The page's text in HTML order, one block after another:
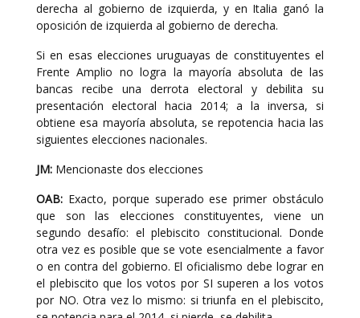
derecha al gobierno de izquierda, y en Italia ganó la
oposición de izquierda al gobierno de derecha.
Si en esas elecciones uruguayas de constituyentes el
Frente Amplio no logra la mayoría absoluta de las
bancas recibe una derrota electoral y debilita su
presentación electoral hacia 2014; a la inversa, si
obtiene esa mayoría absoluta, se repotencia hacia las
siguientes elecciones nacionales.
JM: Mencionaste dos elecciones
OAB: Exacto, porque superado ese primer obstáculo
que son las elecciones constituyentes, viene un
segundo desafío: el plebiscito constitucional. Donde
otra vez es posible que se vote esencialmente a favor
o en contra del gobierno. El oficialismo debe lograr en
el plebiscito que los votos por SI superen a los votos
por NO. Otra vez lo mismo: si triunfa en el plebiscito,